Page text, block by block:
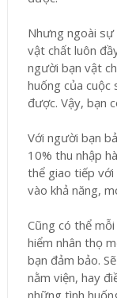
Nhưng ngoài
vật chất luôn
người bạn vật
huống của
được. Vậy, bạn
Với người bạn
10% thu nhập
thể giao tiếp
vào khả năng,
Cũng có thể
hiểm nhân thọ
bạn đảm bảo.
nằm viện, hay
những tình